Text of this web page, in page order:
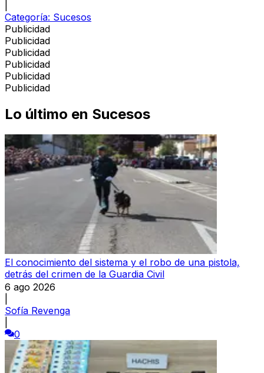
Categoría: Sucesos
Publicidad
Publicidad
Publicidad
Publicidad
Publicidad
Publicidad
Lo último en Sucesos
El conocimiento del sistema y el robo de una pistola,
detrás del crimen de la Guardia Civil
6 ago 2026
Sofía Revenga
0